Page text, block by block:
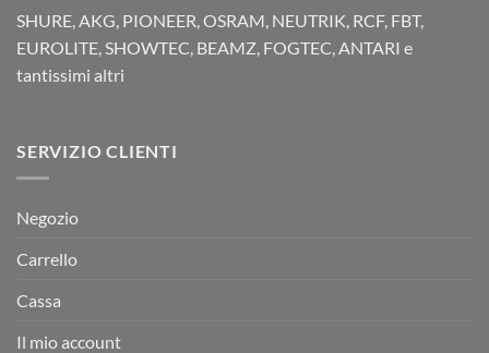
SHURE, AKG, PIONEER, OSRAM, NEUTRIK, RCF, FBT,
EUROLITE, SHOWTEC, BEAMZ, FOGTEC, ANTARI e
tantissimi altri
SERVIZIO CLIENTI
Negozio
Carrello
Cassa
Il mio account